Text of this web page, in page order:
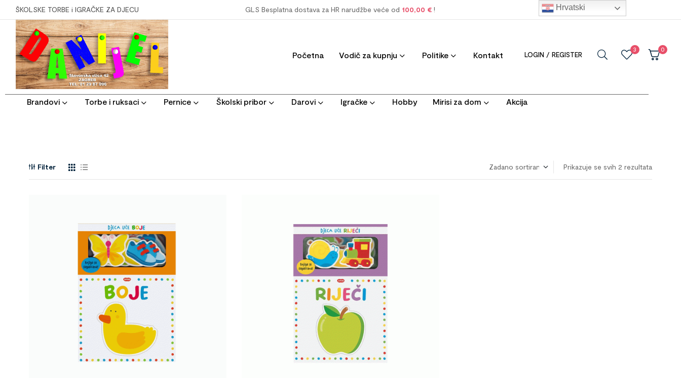
ŠKOLSKE TORBE i IGRAČKE ZA DJECU GLS Besplatna dostava za HR narudžbe veće od 100,00 € !
Početna Vodič za kupnju Politike Kontakt LOGIN / REGISTER
3 0
Brandovi Torbe i ruksaci Pernice Školski pribor Darovi Igračke Hobby Mirisi za dom Akcija
Filter Prikazuje se svih 2 rezultata
Hrvatski